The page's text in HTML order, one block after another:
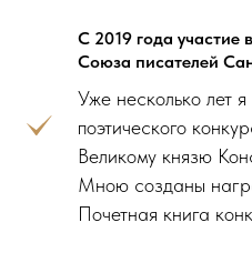
С 2019 года участие
Союза писателей
Уже несколько лет
поэтического
Великому князю
Мною созданы
Почетная книга